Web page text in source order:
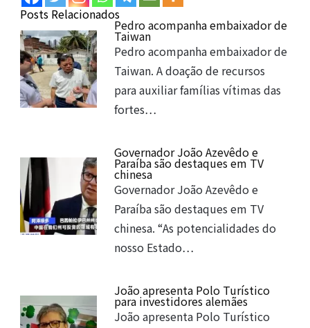
Posts Relacionados
Pedro acompanha embaixador de
Taiwan
Pedro acompanha embaixador de
Taiwan. A doação de recursos
para auxiliar famílias vítimas das
fortes…
Governador João Azevêdo e
Paraíba são destaques em TV
chinesa
Governador João Azevêdo e
Paraíba são destaques em TV
chinesa. “As potencialidades do
nosso Estado…
João apresenta Polo Turístico
para investidores alemães
João apresenta Polo Turístico